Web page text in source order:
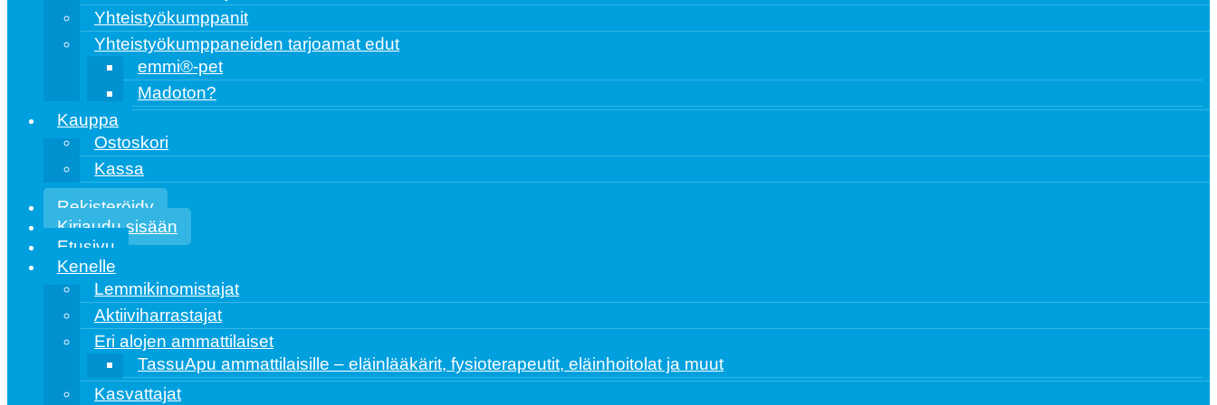
Yhteistyökumppanit
Yhteistyökumppaneiden tarjoamat edut
emmi®️-pet
Madoton?
Kauppa
Ostoskori
Kassa
Rekisteröidy
Kirjaudu sisään
Etusivu
Kenelle
Lemmikinomistajat
Aktiiviharrastajat
Eri alojen ammattilaiset
TassuApu ammattilaisille – eläinlääkärit, fysioterapeutit, eläinhoitolat ja muut
Kasvattajat